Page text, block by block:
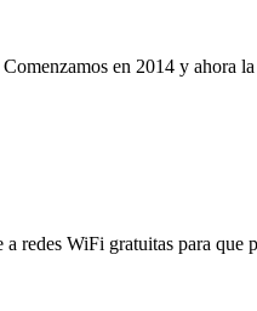
en 2014 y ahora
redes WiFi gratuitas para